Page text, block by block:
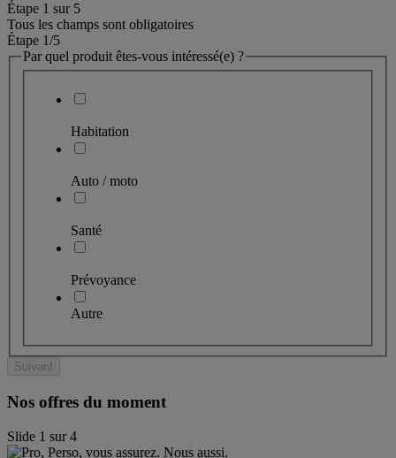
Étape 1 sur 5
Tous les champs sont obligatoires
Étape 1/5
Par quel produit êtes-vous intéressé(e) ?
Habitation
Auto / moto
Santé
Prévoyance
Autre
Suivant
Nos offres du moment
Slide 1 sur4